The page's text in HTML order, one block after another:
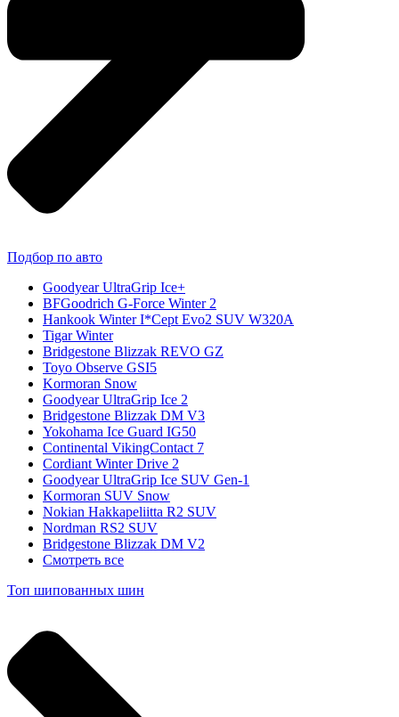
Подбор по авто
Goodyear UltraGrip Ice+
BFGoodrich G-Force Winter 2
Hankook Winter I*Cept Evo2 SUV W320A
Tigar Winter
Bridgestone Blizzak REVO GZ
Toyo Observe GSI5
Kormoran Snow
Goodyear UltraGrip Ice 2
Bridgestone Blizzak DM V3
Yokohama Ice Guard IG50
Continental VikingContact 7
Cordiant Winter Drive 2
Goodyear UltraGrip Ice SUV Gen-1
Kormoran SUV Snow
Nokian Hakkapeliitta R2 SUV
Nordman RS2 SUV
Bridgestone Blizzak DM V2
Смотреть все
Топ шипованных шин